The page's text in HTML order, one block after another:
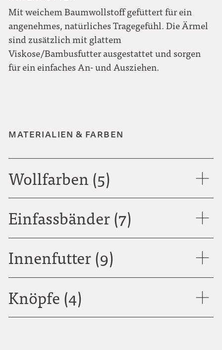
Mit weichem Baumwollstoff gefüttert für ein
angenehmes, natürliches Tragegefühl. Die Ärmel
sind zusätzlich mit glattem
Viskose/Bambusfutter ausgestattet und sorgen
für ein einfaches An- und Ausziehen.
MATERIALIEN & FARBEN
Wollfarben (5)
Einfassbänder (7)
Innenfutter (9)
Knöpfe (4)